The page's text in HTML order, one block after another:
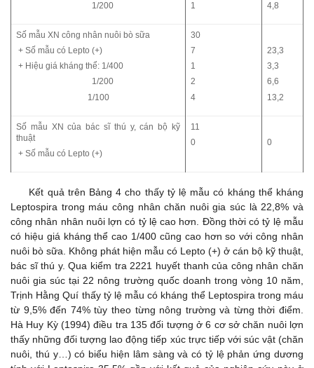
1/200
1
4,8
Số mẫu XN công nhân nuôi bò sữa
+ Số mẫu có Lepto (+)
+ Hiệu giá kháng thể: 1/400
1/200
1/100
30
7
1
2
4
23,3
3,3
6,6
13,2
Số mẫu XN của bác sĩ thú y, cán bộ kỹ
thuật
+ Số mẫu có Lepto (+)
11
0
0
Kết quả trên Bảng 4 cho thấy tỷ lệ mẫu có kháng thể kháng
Leptospira trong máu công nhân chăn nuôi gia súc là 22,8% và
công nhân nhân nuôi lợn có tỷ lệ cao hơn. Đồng thời có tỷ lệ mẫu
có hiệu giá kháng thể cao 1/400 cũng cao hơn so với công nhân
nuôi bò sữa. Không phát hiện mẫu có Lepto (+) ở cán bộ kỹ thuật,
bác sĩ thú y. Qua kiểm tra 2221 huyết thanh của công nhân chăn
nuôi gia súc tại 22 nông trường quốc doanh trong vòng 10 năm,
Trịnh Hằng Quí thấy tỷ lệ mẫu có kháng thể Leptospira trong máu
từ 9,5% đến 74% tùy theo từng nông trường và từng thời điểm.
Hà Huy Kỳ (1994) điều tra 135 đối tượng ở 6 cơ sở chăn nuôi lợn
thấy những đối tượng lao động tiếp xúc trực tiếp với súc vật (chăn
nuôi, thú y…) có biểu hiện lâm sàng và có tỷ lệ phản ứng dương